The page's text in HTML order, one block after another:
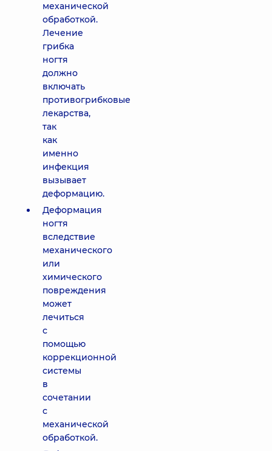
механической
обработкой.
Лечение
грибка
ногтя
должно
включать
противогрибковые
лекарства,
так
как
именно
инфекция
вызывает
деформацию.
Деформация
ногтя
вследствие
механического
или
химического
повреждения
может
лечиться
с
помощью
коррекционной
системы
в
сочетании
с
механической
обработкой.